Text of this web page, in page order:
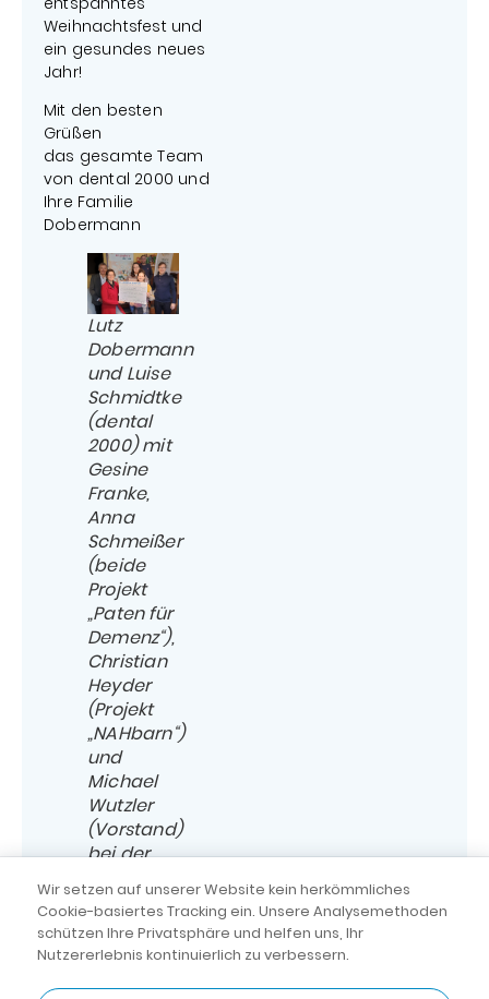
Weihnachtsfest und
ein gesundes neues
Jahr!
Mit den besten
Grüßen
das gesamte Team
von dental 2000 und
Ihre Familie
Dobermann
Lutz
Dobermann
und Luise
Schmidtke
(dental
2000) mit
Gesine
Franke,
Anna
Schmeißer
(beide
Projekt
„Paten für
Demenz“),
Christian
Heyder
(Projekt
„NAHbarn“)
und
Michael
Wutzler
(Vorstand)
bei der
© dental 2000 Rundum-sorglos-
Wir setzen auf unserer Website kein herkömmliches
Cookie-basiertes Tracking ein. Unsere Analysemethoden
schützen Ihre Privatsphäre und helfen uns, Ihr
Nutzererlebnis kontinuierlich zu verbessern.